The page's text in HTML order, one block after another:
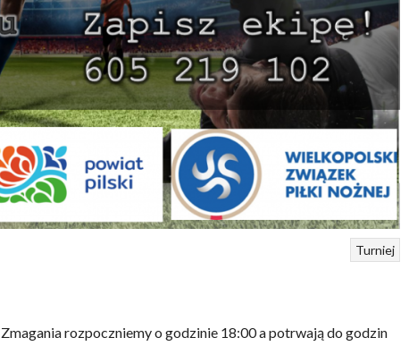
Turniej
rozpoczniemy o godzinie 18:00 a potrwają do godzin